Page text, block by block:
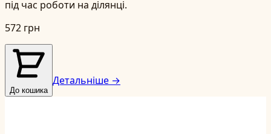
під час роботи на ділянці.
572 грн
До кошика
Детальніше →